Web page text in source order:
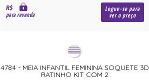
R$
para revenda
Logue-se para
ver o preço
4784 - MEIA INFANTIL FEMININA SOQUETE 3D
RATINHO KIT COM 2